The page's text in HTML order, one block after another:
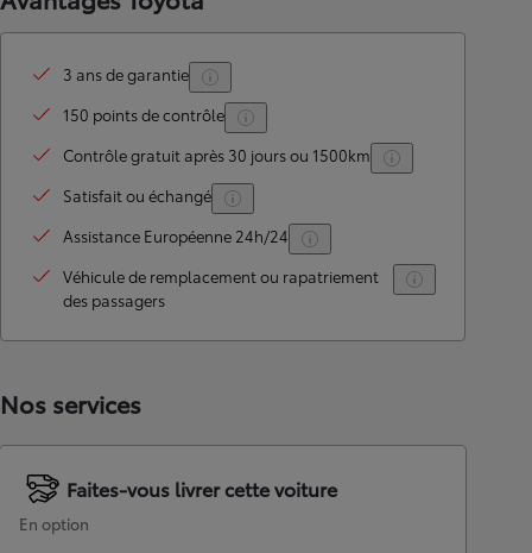
3 ans de garantie
150 points de contrôle
Contrôle gratuit après 30 jours ou 1500km
Satisfait ou échangé
Assistance Européenne 24h/24
Véhicule de remplacement ou rapatriement
des passagers
Nos services
Faites-vous livrer cette voiture
En option